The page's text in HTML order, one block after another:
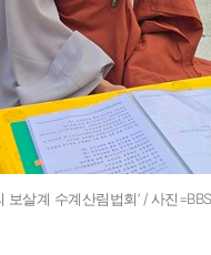
보살계 수계산림법회’ / 사진